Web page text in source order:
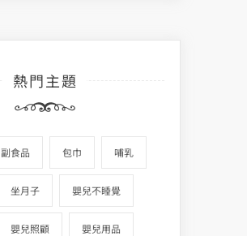
熱門主題
副食品 包巾 哺乳
坐月子 嬰兒不睡覺
嬰兒照顧 嬰兒用品